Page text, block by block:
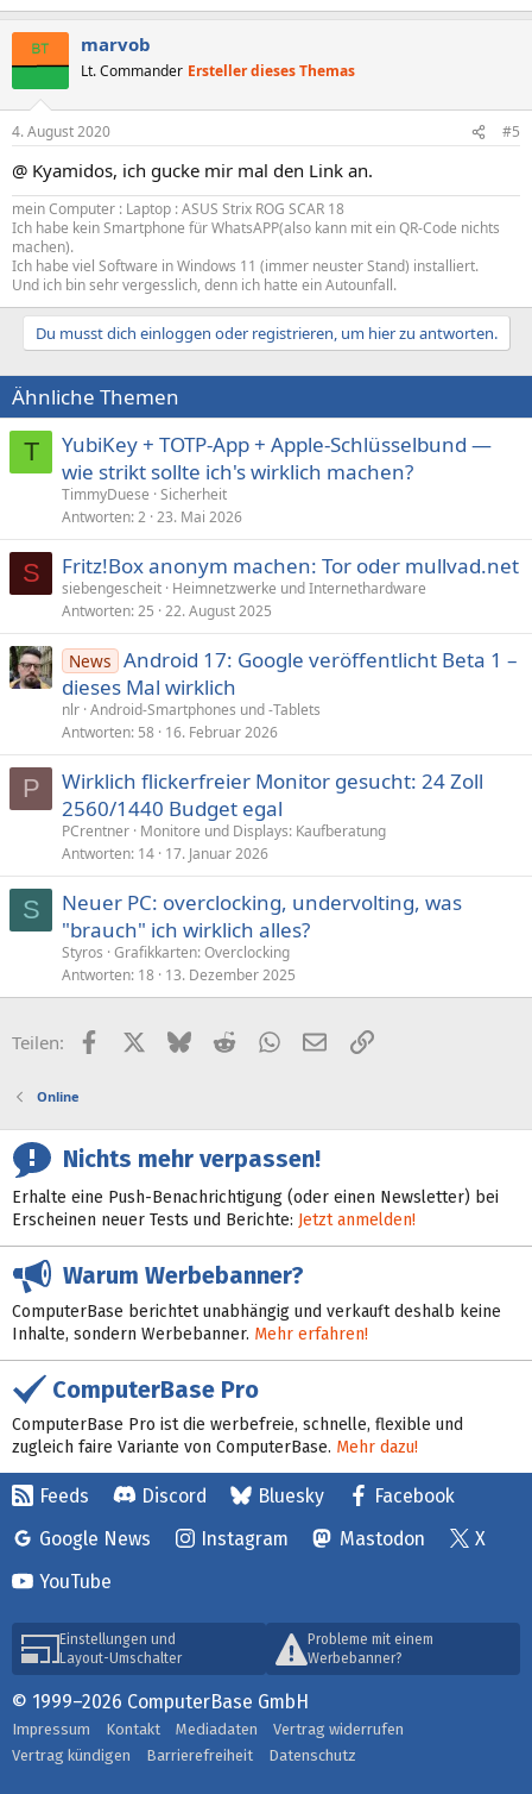
marvob
Lt. Commander Ersteller dieses Themas
4. August 2020 #5
@ Kyamidos, ich gucke mir mal den Link an.
mein Computer : Laptop : ASUS Strix ROG SCAR 18
Ich habe kein Smartphone für WhatsAPP(also kann mit ein QR-Code nichts
machen).
Ich habe viel Software in Windows 11 (immer neuster Stand) installiert.
Und ich bin sehr vergesslich, denn ich hatte ein Autounfall.
Du musst dich einloggen oder registrieren, um hier zu antworten.
Ähnliche Themen
T
YubiKey + TOTP-App + Apple-Schlüsselbund —
wie strikt sollte ich's wirklich machen?
TimmyDuese Sicherheit
Antworten 2 23. Mai 2026
S Fritz!Box anonym machen: Tor oder mullvad.net
siebengescheit Heimnetzwerke und Internethardware
Antworten 25 22. August 2025
News Android 17: Google veröffentlicht Beta 1 –
dieses Mal wirklich
nlr Android-Smartphones und -Tablets
Antworten 58 16. Februar 2026
P
Wirklich flickerfreier Monitor gesucht: 24 Zoll
2560/1440 Budget egal
PCrentner Monitore und Displays: Kaufberatung
Antworten 14 17. Januar 2026
S
Neuer PC: overclocking, undervolting, was
"brauch" ich wirklich alles?
Styros Grafikkarten: Overclocking
Antworten 18 13. Dezember 2025
Teilen: FacebookX (Twitter)
BlueskyRedditWhatsApp
E-MailLink
Online
Nichts mehr verpassen!
Erhalte eine Push-Benachrichtigung (oder einen Newsletter) bei
Erscheinen neuer Tests und Berichte: Jetzt anmelden!
Warum Werbebanner?
ComputerBase berichtet unabhängig und verkauft deshalb keine
Inhalte, sondern Werbebanner. Mehr erfahren!
ComputerBase Pro
ComputerBase Pro ist die werbefreie, schnelle, flexible und
zugleich faire Variante von ComputerBase. Mehr dazu!
Feeds Discord Bluesky
Facebook
Google News
Instagram Mastodon
X
YouTube
Einstellungen und
Layout-Umschalter
Probleme mit einem
Werbebanner?
© 1999–2026 ComputerBase GmbH
Impressum Kontakt Mediadaten
Vertrag widerrufen
Vertrag kündigen
Barrierefreiheit Datenschutz